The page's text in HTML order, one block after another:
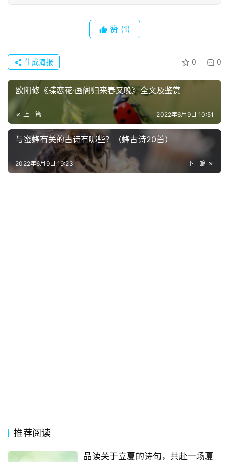
热
影
台
词
其
他
词
赞 (1)
0 0
生成海报
欧阳修《蝶恋花·画阁归来春又晚》全文及鉴赏
上一篇 2022年6月9日 10:51
与蜜蜂有关的古诗有哪些？（蜂古诗20首）
下一篇
2022年6月9日 19:23
推荐阅读
品读关于立夏的诗句，共赴一场夏